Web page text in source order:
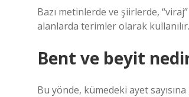
Bazı metinlerde ve şiirlerde,
alanlarda terimler olarak kullanılır.
Bent ve beyit
Bu yönde, kümedeki ayet